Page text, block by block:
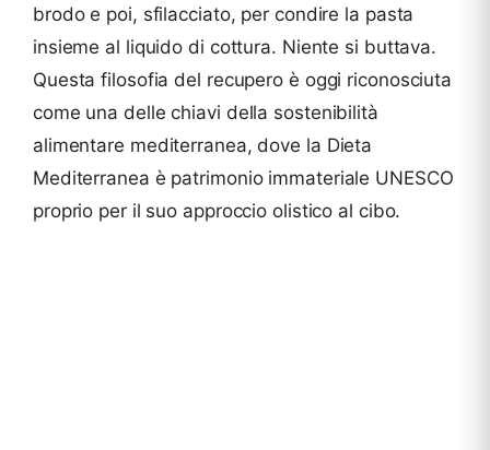
brodo e poi, sfilacciato, per condire la pasta
insieme al liquido di cottura. Niente si buttava.
Questa filosofia del recupero è oggi riconosciuta
come una delle chiavi della sostenibilità
alimentare mediterranea, dove la Dieta
Mediterranea è patrimonio immateriale UNESCO
proprio per il suo approccio olistico al cibo.